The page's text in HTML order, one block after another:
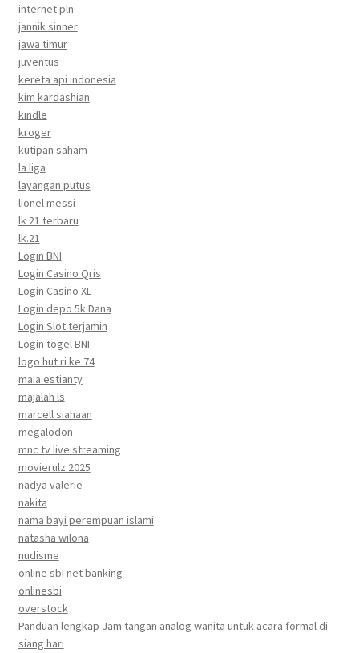
internet pln
jannik sinner
jawa timur
juventus
kereta api indonesia
kim kardashian
kindle
kroger
kutipan saham
la liga
layangan putus
lionel messi
lk 21 terbaru
lk.21
Login BNI
Login Casino Qris
Login Casino XL
Login depo 5k Dana
Login Slot terjamin
Login togel BNI
logo hut ri ke 74
maia estianty
majalah ls
marcell siahaan
megalodon
mnc tv live streaming
movierulz 2025
nadya valerie
nakita
nama bayi perempuan islami
natasha wilona
nudisme
online sbi net banking
onlinesbi
overstock
Panduan lengkap Jam tangan analog wanita untuk acara formal di
siang hari